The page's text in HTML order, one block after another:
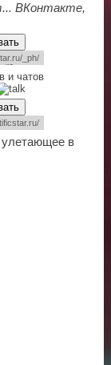
ВКонтакте,
и чатов